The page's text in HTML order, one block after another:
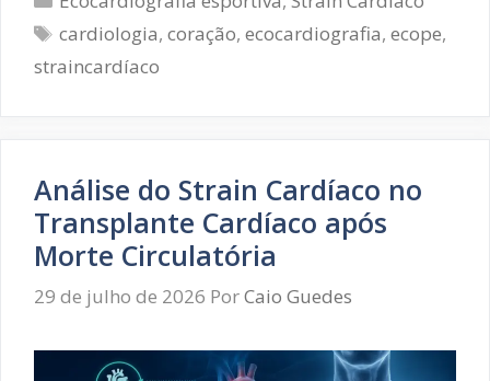
longitudinal
atrial
e
ciclismo
Tags
cardiologia,coração,ecocardiografia,ecope,
straincardíaco
Análise do Strain Cardíaco no
Transplante Cardíaco após
Morte Circulatória
29 de julho de 2026 PorCaio Guedes